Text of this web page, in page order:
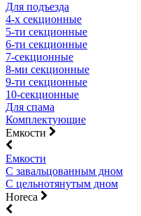
Для подъезда
4-х секционные
5-ти секционные
6-ти секционные
7-секционные
8-ми секционные
9-ти секционные
10-секционные
Для спама
Комплектующие
Емкости
Емкости
С завальцованным дном
С цельнотянутым дном
Horeca